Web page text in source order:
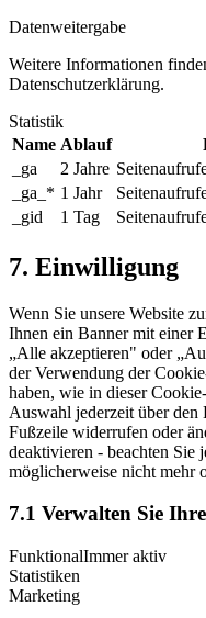
Datenweitergabe
Weitere Informationen
Datenschutzerklärung.
Statistik
Name Ablauf
_ga
2 Jahre
_ga_* 1 Jahr
_gid
1 Tag
7. Einwilligung
Wenn Sie unsere Website
Ihnen ein Banner mit einer
„Alle akzeptieren" oder
der Verwendung der
haben, wie in dieser
Auswahl jederzeit über
Fußzeile widerrufen oder
deaktivieren - beachten Sie
möglicherweise nicht mehr
7.1 Verwalten Sie
FunktionalImmer aktiv
Statistiken
Marketing